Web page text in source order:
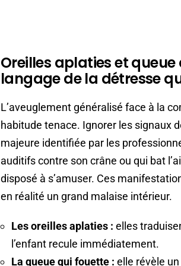
Oreilles aplaties et
langage de la détresse
L’aveuglement généralisé face à la
habitude tenace. Ignorer les signaux
majeure identifiée par les
auditifs contre son crâne ou qui bat
disposé à s’amuser. Ces
en réalité un grand malaise intérieur.
Les oreilles aplaties : elles
l’enfant recule immédiatement.
La queue qui fouette : elle révèle